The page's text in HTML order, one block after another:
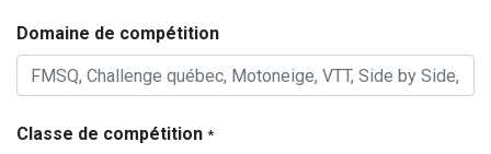
Domaine de compétition
Classe de compétition *